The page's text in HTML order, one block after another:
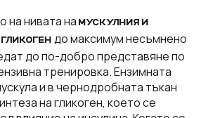
на нивата на МУСКУЛНИЯ И
до максимум несъмнено
до по-добро представяне по
тренировка. Ензимната
и в чернодробната тъкан
на гликоген, което се